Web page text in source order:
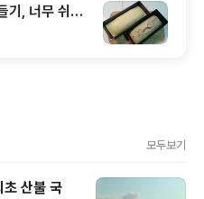
기, 너무 쉬워
모두보기
초 산불 국